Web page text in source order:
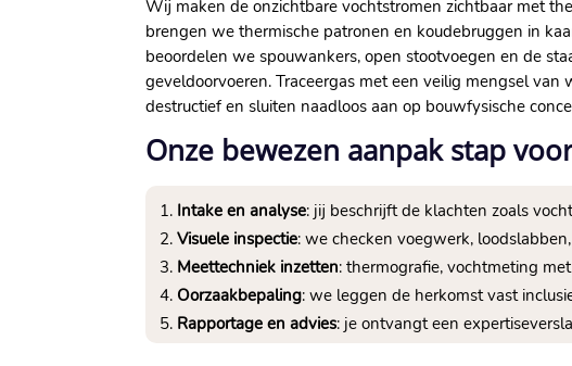
Wij maken de onzichtbare vochtstromen zichtbaar met
brengen we thermische patronen en koudebruggen in
beoordelen we spouwankers, open stootvoegen en de
geveldoorvoeren.​ Traceergas met een veilig mengsel
destructief en sluiten naadloos aan op bouwfysische
Onze bewezen aanpak stap
Intake en analyse: jij beschrijft de klachten zoals
Visuele inspectie: we checken voegwerk,
Meettechniek inzetten: thermografie, vochtmeting
Oorzaakbepaling: we leggen de herkomst vast
Rapportage en advies: je ontvangt een